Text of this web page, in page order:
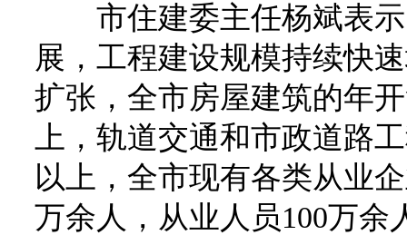
市住建委主任杨斌表示
展，工程建设规模持续快
扩张，全市房屋建筑的年
上，轨道交通和市政道路
以上，全市现有各类从业
万余人，从业人员100万余